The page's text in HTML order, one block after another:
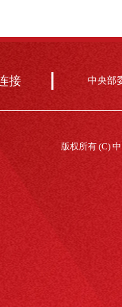
接 中央部
版权所有 (C)